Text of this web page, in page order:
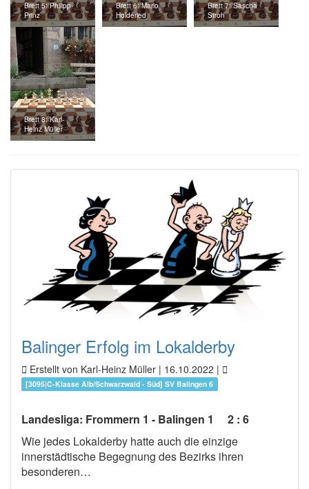
Brett 5: Philipp
Prinz
Brett 6: Mario
Holderied
Brett 7: Sascha
Stroh
Brett 8: Karl-
Heinz Müller
Balinger Erfolg im Lokalderby
Erstellt von Karl-Heinz Müller | 16.10.2022 |
[3095|C-Klasse Alb/Schwarzwald - Süd] SV Balingen 6
Landesliga: Frommern 1 - Balingen 1 2 : 6
Wie jedes Lokalderby hatte auch die einzige
innerstädtische Begegnung des Bezirks ihren
besonderen…